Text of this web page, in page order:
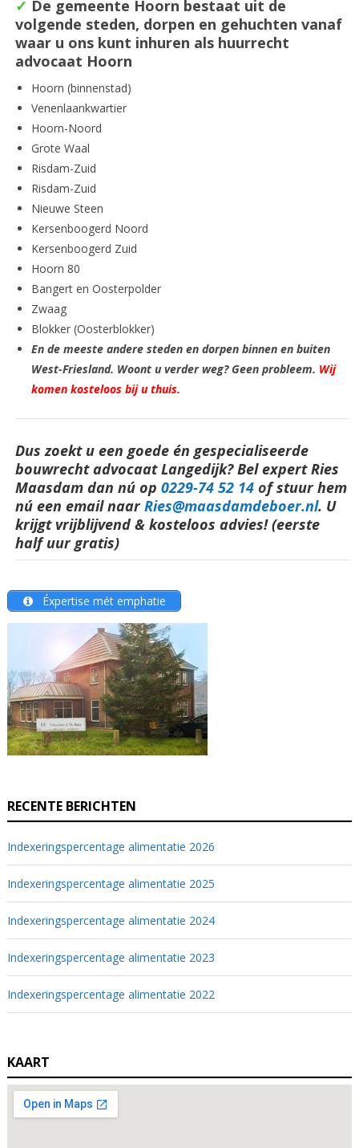
✓ De gemeente Hoorn bestaat uit de
volgende steden, dorpen en gehuchten vanaf
waar u ons kunt inhuren als huurrecht
advocaat Hoorn
Hoorn (binnenstad)
Venenlaankwartier
Hoorn-Noord
Grote Waal
Risdam-Zuid
Risdam-Zuid
Nieuwe Steen
Kersenboogerd Noord
Kersenboogerd Zuid
Hoorn 80
Bangert en Oosterpolder
Zwaag
Blokker (Oosterblokker)
En de meeste andere steden en dorpen binnen en buiten
West-Friesland. Woont u verder weg? Geen probleem. Wij
komen kosteloos bij u thuis.
Dus zoekt u een goede én gespecialiseerde
bouwrecht advocaat Langedijk? Bel expert Ries
Maasdam dan nú op 0229-74 52 14of stuur hem
nú een email naar Ries@maasdamdeboer.nl. U
krijgt vrijblijvend & kosteloos advies! (eerste
half uur gratis)
Éxpertise mét emphatie
RECENTE BERICHTEN
Indexeringspercentage alimentatie 2026
Indexeringspercentage alimentatie 2025
Indexeringspercentage alimentatie 2024
Indexeringspercentage alimentatie 2023
Indexeringspercentage alimentatie 2022
KAART